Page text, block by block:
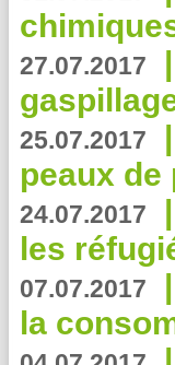
27.07.2017 |
25.07.2017 |
peaux
24.07.2017 |
les
07.07.2017 |
la